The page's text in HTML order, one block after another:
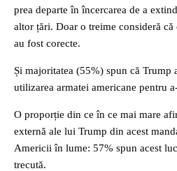
prea departe în încercarea de a
altor țări. Doar o treime consideră că
au fost corecte.
Și majoritatea (55%) spun că Trump
utilizarea armatei americane pentru
O proporție din ce în ce mai mare
externă ale lui Trump din acest
Americii în lume: 57% spun acest
trecută.